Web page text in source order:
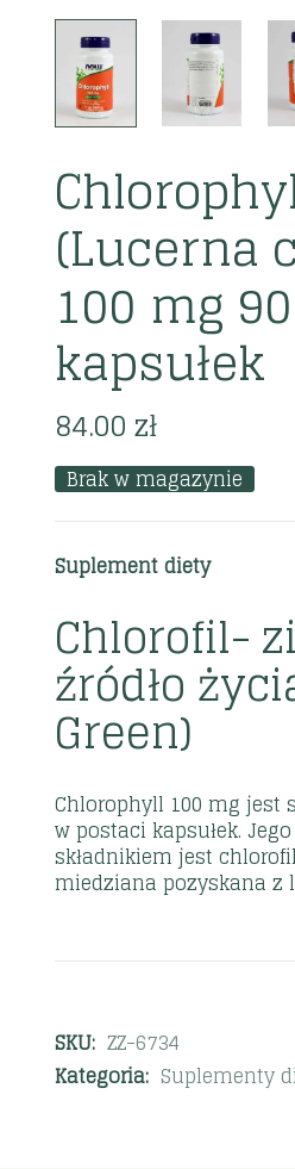
(Lucerna
100 mg 90
kapsułek
84.00zł
Brak w magazynie
Suplement diety
Chlorofil-
źródło
Green)
Chlorophyll 100 mg jest
w postaci kapsułek.
składnikiem jest
miedziana pozyskana z
SKU: ZZ-6734
Kategoria: Suplementy